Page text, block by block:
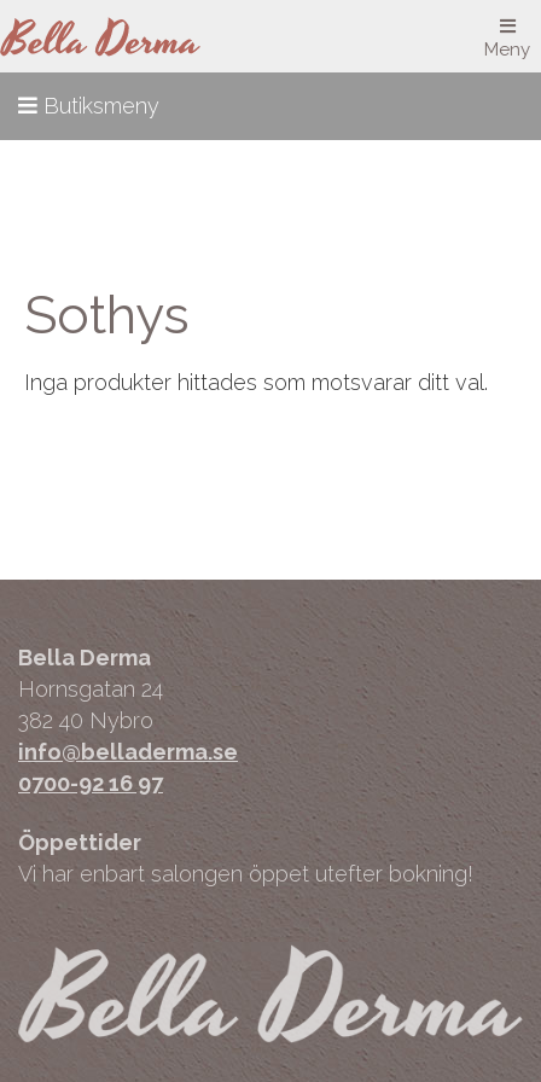
Meny
Butiksmeny
Sothys
Inga produkter hittades som motsvarar ditt val.
Bella Derma
Hornsgatan 24
382 40 Nybro
info@belladerma.se
0700-92 16 97
Öppettider
Vi har enbart salongen öppet utefter bokning!